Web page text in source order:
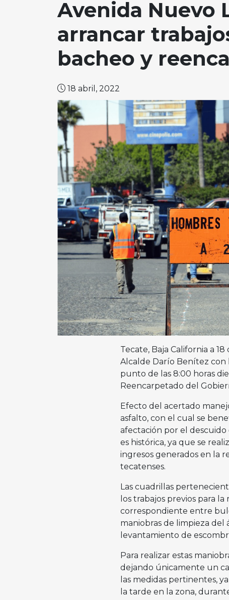
Avenida Nuevo
arrancar
bacheo y
18 abril, 2022
Tecate, Baja California a
Alcalde Darío Benítez con
punto de las 8:00 horas
Reencarpetado del
Efecto del acertado
asfalto, con el cual se
afectación por el descuido
es histórica, ya que se
ingresos generados en la
tecatenses.
Las cuadrillas
los trabajos previos para
correspondiente entre
maniobras de limpieza del
levantamiento de
Para realizar estas
dejando únicamente un
las medidas pertinentes,
la tarde en la zona,